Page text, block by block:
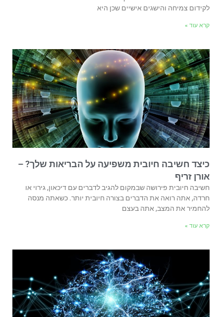
לקידום צמיחה והישגים אישיים שכן היא
קרא עוד »
כיצד חשיבה חיובית משפיעה על הבריאות שלך? –
אורן זריף
חשיבה חיובית פירושה שבמקום להגיב לדברים עם דיכאון, גירוי או
חרדה, אתה רואה את הדברים בצורה חיובית יותר. כשאתה מנסה
להחמיר את המצב, אתה בעצם
קרא עוד »